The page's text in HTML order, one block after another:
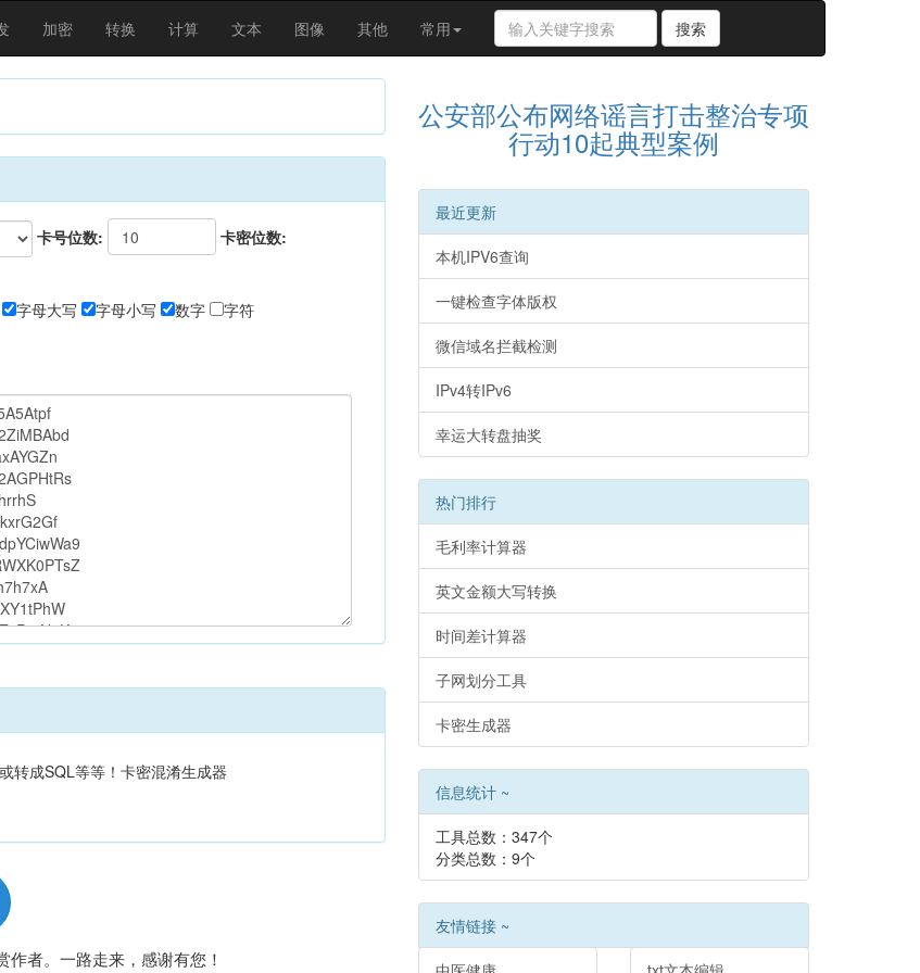
加密 转换 计算 文本 图像 其他 常用
搜
索
关
字
搜索
卡号位数:
卡密位数:
字母大写 字母小写 数字 字符
转成SQL等等！卡密混淆生成器
者。一路走来，感谢有您！
公安部公布网络谣言打击整治专项
行动10起典型案例
最近更新
本机IPV6查询
一键检查字体版权
微信域名拦截检测
IPv4转IPv6
幸运大转盘抽奖
热门排行
毛利率计算器
英文金额大写转换
时间差计算器
子网划分工具
卡密生成器
信息统计 ~
工具总数：347个
分类总数：9个
友情链接 ~